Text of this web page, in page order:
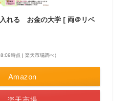
れる お金の大学 [ 両＠リベ
時点 | 楽天市場調べ）
Amazon